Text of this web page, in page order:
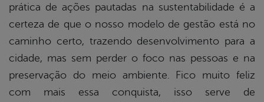
prática de ações pautadas na sustentabilidade é a
certeza de que o nosso modelo de gestão está no
caminho certo, trazendo desenvolvimento para a
cidade, mas sem perder o foco nas pessoas e na
preservação do meio ambiente. Fico muito feliz
com mais essa conquista, isso serve de